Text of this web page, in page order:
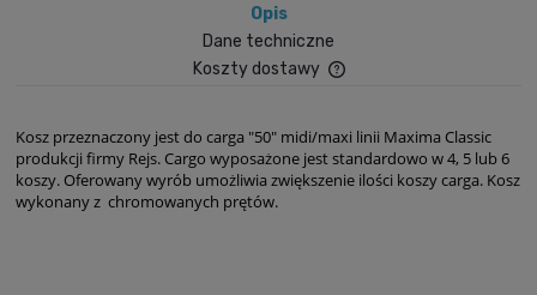
Opis
Dane techniczne
Koszty dostawy
Kosz przeznaczony jest do carga "50" midi/maxi linii Maxima Classic
produkcji firmy Rejs. Cargo wyposażone jest standardowo w 4, 5 lub 6
koszy. Oferowany wyrób umożliwia zwiększenie ilości koszy carga. Kosz
wykonany z chromowanych prętów.